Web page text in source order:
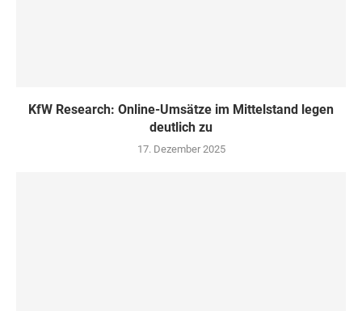
KfW Research: Online-Umsätze im Mittelstand legen
deutlich zu
17. Dezember 2025